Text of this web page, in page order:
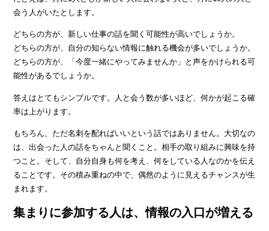
会う人がいたとします。
どちらの方が、新しい仕事の話を聞く可能性が高いでしょうか。
どちらの方が、自分の知らない情報に触れる機会が多いでしょうか。
どちらの方が、「今度一緒にやってみませんか」と声をかけられる可
能性があるでしょうか。
答えはとてもシンプルです。人と会う数が多いほど、何かが起こる確
率は上がります。
もちろん、ただ名刺を配ればいいという話ではありません。大切なの
は、出会った人の話をちゃんと聞くこと。相手の取り組みに興味を持
つこと。そして、自分自身も何を考え、何をしている人なのかを伝え
ることです。その積み重ねの中で、偶然のように見えるチャンスが生
まれます。
集まりに参加する人は、情報の入口が増える